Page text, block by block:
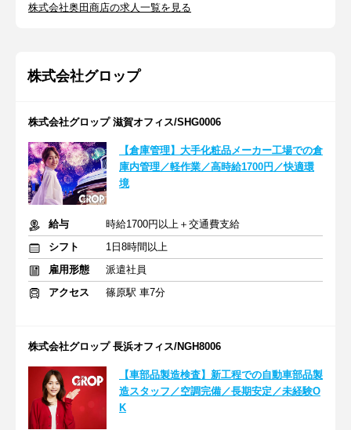
株式会社奥田商店の求人一覧を見る
株式会社グロップ
株式会社グロップ 滋賀オフィス/SHG0006
【倉庫管理】大手化粧品メーカー工場での倉
庫内管理／軽作業／高時給1700円／快適環
境
給与
時給1700円以上＋交通費支給
シフト
1日8時間以上
雇用形態
派遣社員
アクセス
篠原駅 車7分
株式会社グロップ 長浜オフィス/NGH8006
【車部品製造検査】新工程での自動車部品製
造スタッフ／空調完備／長期安定／未経験O
K